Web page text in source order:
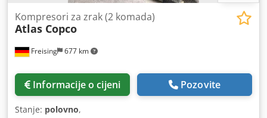
Freising 677 km
Kompresori za zrak (2 komada)
Atlas Copco
Informacije o cijeni Pozovite
Stanje: polovno,